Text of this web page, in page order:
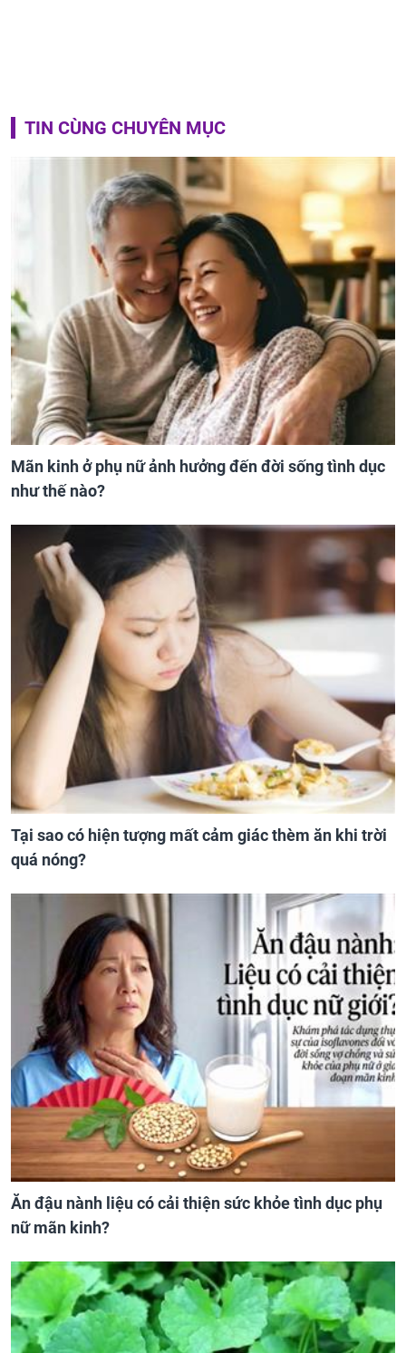
TIN CÙNG CHUYÊN MỤC
Mãn kinh ở phụ nữ ảnh hưởng đến đời sống tình dục
như thế nào?
Tại sao có hiện tượng mất cảm giác thèm ăn khi trời
quá nóng?
Ăn đậu nành liệu có cải thiện sức khỏe tình dục phụ
nữ mãn kinh?